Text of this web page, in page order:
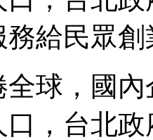
給民眾創
球，國
口，台北